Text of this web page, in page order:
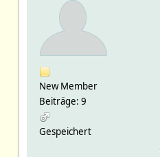
New Member
Beiträge: 9
Gespeichert